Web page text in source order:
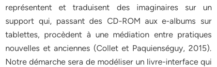
représentent et traduisent des imaginaires sur un
support qui, passant des CD-ROM aux e-albums sur
tablettes, procèdent à une médiation entre pratiques
nouvelles et anciennes (Collet et Paquienséguy, 2015).
Notre démarche sera de modéliser un livre-interface qui